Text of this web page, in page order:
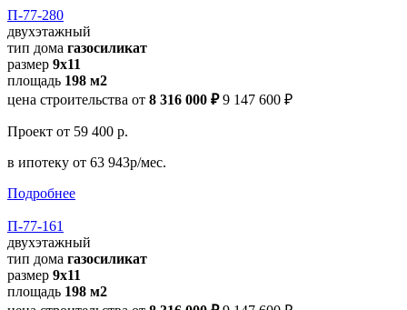
П-77-280
двухэтажный
тип дома газосиликат
размер 9x11
площадь 198 м2
цена строительства от 8 316 000 ₽ 9 147 600 ₽
Проект от 59 400 р.
в ипотеку от 63 943р/мес.
Подробнее
П-77-161
двухэтажный
тип дома газосиликат
размер 9x11
площадь 198 м2